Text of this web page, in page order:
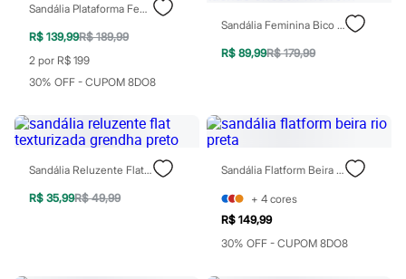
0 a 24 meses
1 a 5 anos
4 a 12 anos
10 a 16 anos
Roupas menino
1 a 5 anos
4 a 12 anos
10 a 16 anos
Acessórios
Recém-nascido
Bolsas e Mochilas
Chapéus
Pantufas
Sandália Plataforma Feminina Oneself Marrom
R$ 139,99R$ 189,99
2 por R$ 199
30% OFF - CUPOM 8DO8
Sandália Feminina Bico Quadrado Texturizada Com Tachas Oneself Marrom
R$ 89,99R$ 179,99
Sandália Reluzente Flat Texturizada Grendha Preto
R$ 35,99R$ 49,99
Sandália Flatform Beira Rio Preta
+ 4 cores
R$ 149,99
30% OFF - CUPOM 8DO8